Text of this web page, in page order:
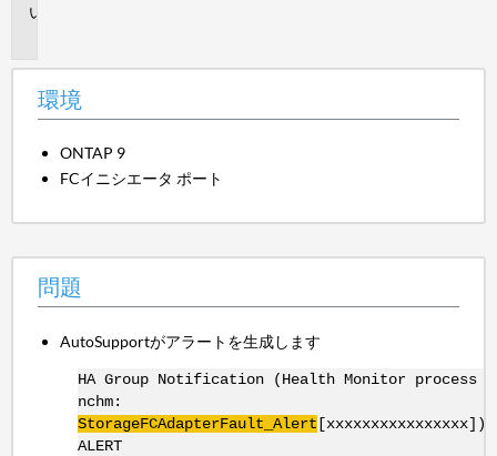
環境
ONTAP 9
FCイニシエータ ポート
問題
AutoSupportがアラートを生成します
HA Group Notification (Health Monitor process
nchm:
StorageFCAdapterFault _Alert [xxxxxxxxxxxxxxxx])
ALERT